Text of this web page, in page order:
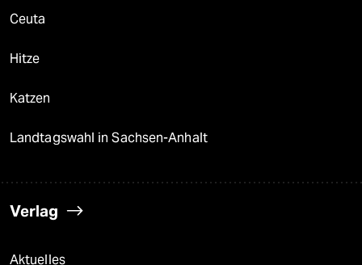
Ceuta
Hitze
Katzen
Landtagswahl in Sachsen-Anhalt
Verlag
Aktuelles